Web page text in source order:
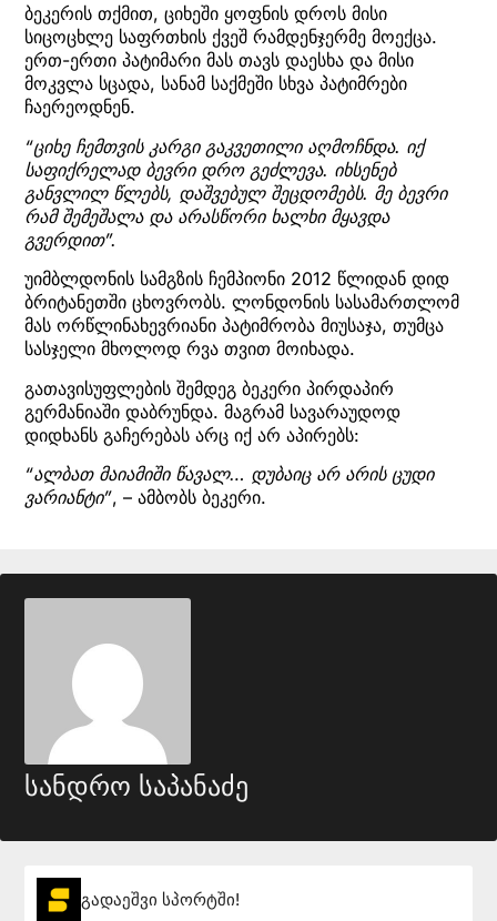
ბეკერის თქმით, ციხეში ყოფნის დროს მისი
სიცოცხლე საფრთხის ქვეშ რამდენჯერმე მოექცა.
ერთ-ერთი პატიმარი მას თავს დაესხა და მისი
მოკვლა სცადა, სანამ საქმეში სხვა პატიმრები
ჩაერეოდნენ.
“ციხე ჩემთვის კარგი გაკვეთილი აღმოჩნდა. იქ
საფიქრელად ბევრი დრო გეძლევა. იხსენებ
განვლილ წლებს, დაშვებულ შეცდომებს. მე ბევრი
რამ შემეშალა და არასწორი ხალხი მყავდა
გვერდით”.
უიმბლდონის სამგზის ჩემპიონი 2012 წლიდან დიდ
ბრიტანეთში ცხოვრობს. ლონდონის სასამართლომ
მას ორწლინახევრიანი პატიმრობა მიუსაჯა, თუმცა
სასჯელი მხოლოდ რვა თვით მოიხადა.
გათავისუფლების შემდეგ ბეკერი პირდაპირ
გერმანიაში დაბრუნდა. მაგრამ სავარაუდოდ
დიდხანს გაჩერებას არც იქ არ აპირებს:
“ალბათ მაიამიში წავალ… დუბაიც არ არის ცუდი
ვარიანტი”, – ამბობს ბეკერი.
სანდრო საპანაძე
გადაეშვი სპორტში!